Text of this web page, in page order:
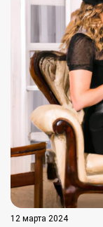
12 марта 2024